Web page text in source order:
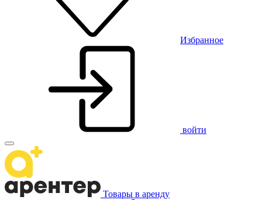
Избранное
войти
Товары в аренду